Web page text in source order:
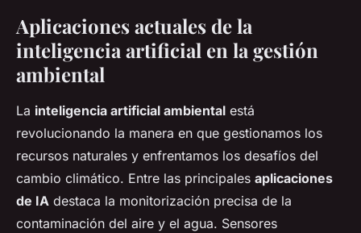
Aplicaciones actuales de la
inteligencia artificial en la gestión
ambiental
La inteligencia artificial ambiental está
revolucionando la manera en que gestionamos los
recursos naturales y enfrentamos los desafíos del
cambio climático. Entre las principales aplicaciones
de IA destaca la monitorización precisa de la
contaminación del aire y el agua. Sensores